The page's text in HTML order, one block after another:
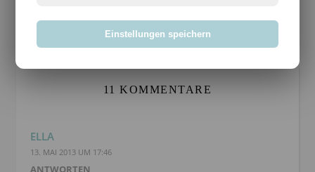
11 KOMMENTARE
ELLA
13. MAI 2013 UM 17:46
ANTWORTEN
Einstellungen speichern